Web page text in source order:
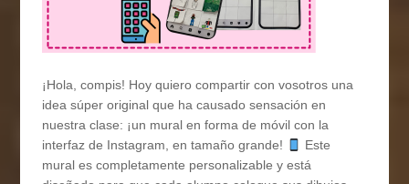
¡Hola, compis! Hoy quiero compartir con vosotros una
idea súper original que ha causado sensación en
nuestra clase: ¡un mural en forma de móvil con la
interfaz de Instagram, en tamaño grande!
Este
mural es completamente personalizable y está